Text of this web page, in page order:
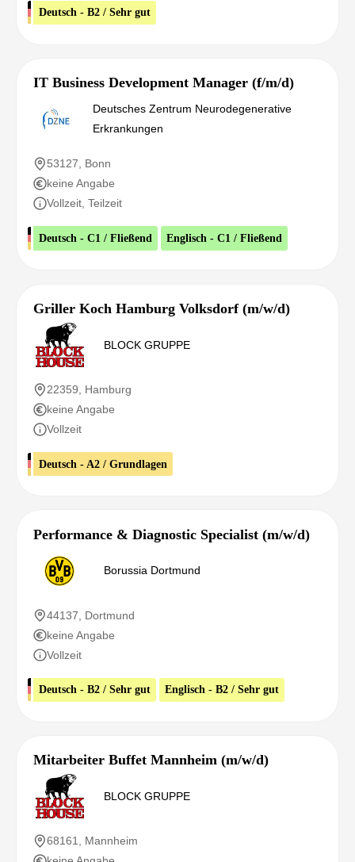
Deutsch - B2 / Sehr gut
IT Business Development Manager (f/m/d)
Deutsches Zentrum Neurodegenerative
Erkrankungen
53127, Bonn
keine Angabe
Vollzeit, Teilzeit
Deutsch - C1 / Fließend Englisch - C1 / Fließend
Griller Koch Hamburg Volksdorf (m/w/d)
BLOCK GRUPPE
22359, Hamburg
keine Angabe
Vollzeit
Deutsch - A2 / Grundlagen
Performance & Diagnostic Specialist (m/w/d)
Borussia Dortmund
44137, Dortmund
keine Angabe
Vollzeit
Deutsch - B2 / Sehr gut Englisch - B2 / Sehr gut
Mitarbeiter Buffet Mannheim (m/w/d)
BLOCK GRUPPE
68161, Mannheim